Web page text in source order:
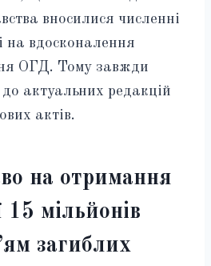
вносилися численні
на вдосконалення
ОГД. Тому завжди
актуальних редакцій
актів.
на отримання
15 мільйонів
загиблих